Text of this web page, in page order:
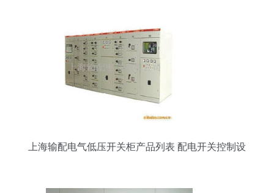
上海输配电气低压开关柜产品列表 配电开关控制设